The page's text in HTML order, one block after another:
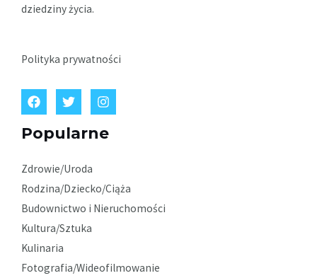
dziedziny życia.
Polityka prywatności
Popularne
Zdrowie/Uroda
Rodzina/Dziecko/Ciąża
Budownictwo i Nieruchomości
Kultura/Sztuka
Kulinaria
Fotografia/Wideofilmowanie